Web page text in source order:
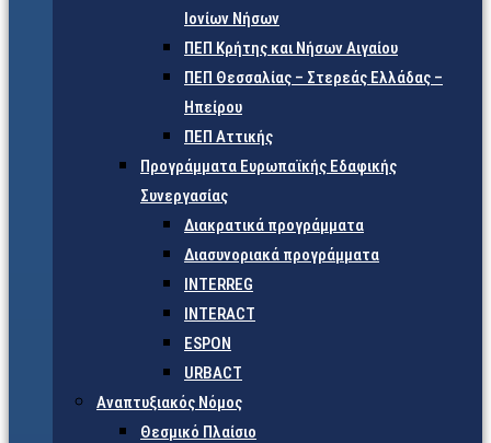
Ιονίων Νήσων
ΠΕΠ Κρήτης και Νήσων Αιγαίου
ΠΕΠ Θεσσαλίας – Στερεάς Ελλάδας –
Ηπείρου
ΠΕΠ Αττικής
Προγράμματα Ευρωπαϊκής Εδαφικής
Συνεργασίας
Διακρατικά προγράμματα
Διασυνοριακά προγράμματα
INTERREG
INTERACT
ESPON
URBACT
Αναπτυξιακός Νόμος
Θεσμικό Πλαίσιο